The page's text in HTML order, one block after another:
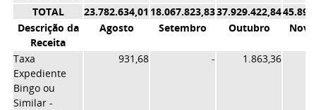
TOTAL 23.782.634,01 18.067.823,8337.929.422,84
Descrição da
Receita
Agosto Setembro Outubro
Taxa
Expediente
Bingo ou
Similar -
931,68 - 1.863,36